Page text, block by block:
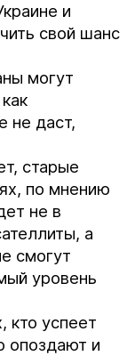
и
свой шанс
могут
не даст,
старые
по мнению
не в
а
смогут
уровень
кто успеет
опоздают и